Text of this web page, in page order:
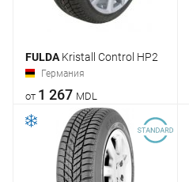
FULDAKristall Control HP2
Германия
от 1 267 MDL